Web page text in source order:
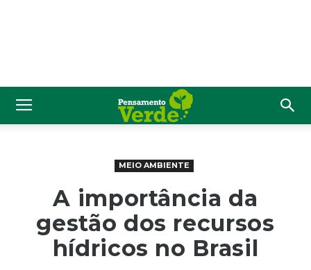
MEIO AMBIENTE
A importância da
gestão dos recursos
hídricos no Brasil